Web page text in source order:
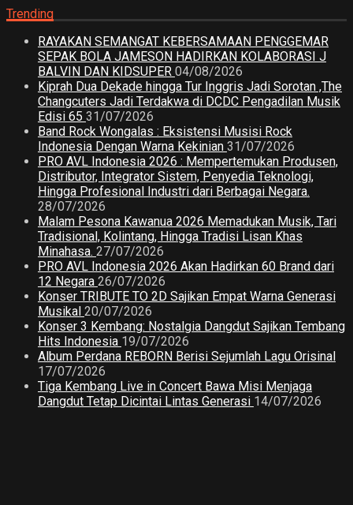
Trending
RAYAKAN SEMANGAT KEBERSAMAAN PENGGEMAR
SEPAK BOLA JAMESON HADIRKAN KOLABORASI J
BALVIN DAN KIDSUPER 04/08/2026
Kiprah Dua Dekade hingga Tur Inggris Jadi Sorotan ,The
Changcuters Jadi Terdakwa di DCDC Pengadilan Musik
Edisi 65 31/07/2026
Band Rock Wongalas : Eksistensi Musisi Rock
Indonesia Dengan Warna Kekinian 31/07/2026
PRO AVL Indonesia 2026 : Mempertemukan Produsen,
Distributor, Integrator Sistem, Penyedia Teknologi,
Hingga Profesional Industri dari Berbagai Negara.
28/07/2026
Malam Pesona Kawanua 2026 Memadukan Musik, Tari
Tradisional, Kolintang, Hingga Tradisi Lisan Khas
Minahasa. 27/07/2026
PRO AVL Indonesia 2026 Akan Hadirkan 60 Brand dari
12 Negara 26/07/2026
Konser TRIBUTE TO 2D Sajikan Empat Warna Generasi
Musikal 20/07/2026
Konser 3 Kembang: Nostalgia Dangdut Sajikan Tembang
Hits Indonesia 19/07/2026
Album Perdana REBORN Berisi Sejumlah Lagu Orisinal
17/07/2026
Tiga Kembang Live in Concert Bawa Misi Menjaga
Dangdut Tetap Dicintai Lintas Generasi 14/07/2026